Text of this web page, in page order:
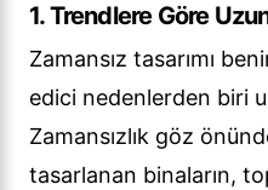
1. Trendlere Göre
Zamansız tasarımı
edici nedenlerden biri
Zamansızlık göz
tasarlanan binaların,